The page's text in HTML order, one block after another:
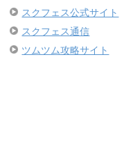
スクフェス公式サイト
スクフェス通信
ツムツム攻略サイト